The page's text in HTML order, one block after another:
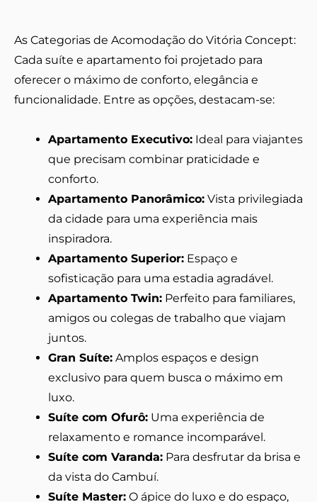
As Categorias de Acomodação do Vitória Concept:
Cada suíte e apartamento foi projetado para
oferecer o máximo de conforto, elegância e
funcionalidade. Entre as opções, destacam-se:
Apartamento Executivo: Ideal para viajantes
que precisam combinar praticidade e
conforto.
Apartamento Panorâmico: Vista privilegiada
da cidade para uma experiência mais
inspiradora.
Apartamento Superior: Espaço e
sofisticação para uma estadia agradável.
Apartamento Twin: Perfeito para familiares,
amigos ou colegas de trabalho que viajam
juntos.
Gran Suíte: Amplos espaços e design
exclusivo para quem busca o máximo em
luxo.
Suíte com Ofurô: Uma experiência de
relaxamento e romance incomparável.
Suíte com Varanda: Para desfrutar da brisa e
da vista do Cambuí.
Suíte Master: O ápice do luxo e do espaço,